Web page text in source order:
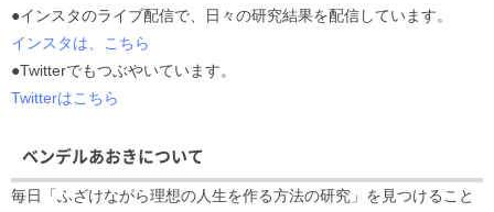
●インスタのライブ配信で、日々の研究結果を配信しています。
インスタは、こちら
●Twitterでもつぶやいています。
Twitterはこちら
ベンデルあおきについて
毎日「ふざけながら理想の人生を作る方法の研究」を見つけること